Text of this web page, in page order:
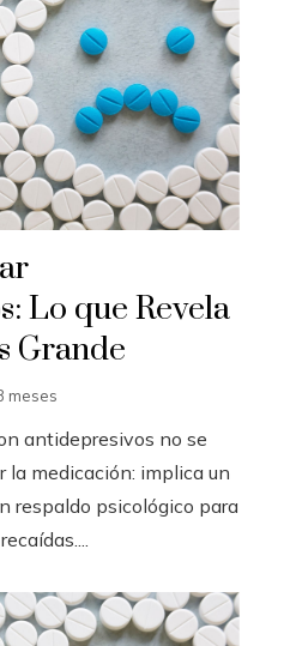
Lo que Revela
Grande
meses
antidepresivos no se
la medicación: implica un
respaldo psicológico para